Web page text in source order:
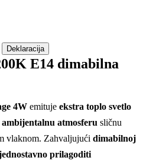
Deklaracija
E14 dimabilna
4W emituje ekstra toplo svetlo
atmosferu sličnu
vlaknom. Zahvaljujući dimabilnoj
prilagoditi